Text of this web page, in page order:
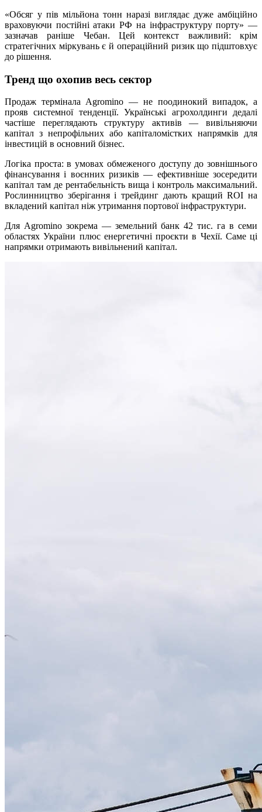
«Обсяг у пів мільйона тонн наразі виглядає дуже амбіційно
враховуючи постійні атаки РФ на інфраструктуру порту» —
зазначав раніше Чебан. Цей контекст важливий: крім
стратегічних міркувань є й операційний ризик що підштовхує
до рішення.
Тренд що охопив весь сектор
Продаж термінала Agromino — не поодинокий випадок, а
прояв системної тенденції. Українські агрохолдинги дедалі
частіше переглядають структуру активів — вивільняючи
капітал з непрофільних або капіталомістких напрямків для
інвестицій в основний бізнес.
Логіка проста: в умовах обмеженого доступу до зовнішнього
фінансування і воєнних ризиків — ефективніше зосередити
капітал там де рентабельність вища і контроль максимальний.
Рослинництво зберігання і трейдинг дають кращий ROI на
вкладений капітал ніж утримання портової інфраструктури.
Для Agromino зокрема — земельний банк 42 тис. га в семи
областях України плюс енергетичні проєкти в Чехії. Саме ці
напрямки отримають вивільнений капітал.